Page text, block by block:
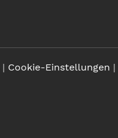
| Cookie-Einstellungen |